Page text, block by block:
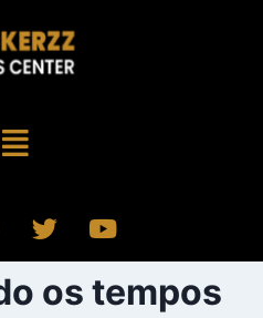
os tempos